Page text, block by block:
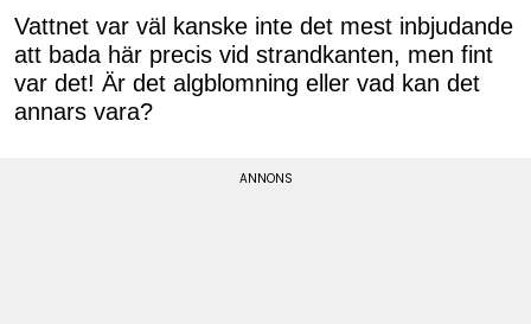
Vattnet var väl kanske inte det mest inbjudande
att bada här precis vid strandkanten, men fint
var det! Är det algblomning eller vad kan det
annars vara?